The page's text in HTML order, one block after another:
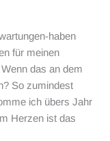
haben
für meinen
das an dem
So zumindest
ich übers Jahr
Herzen ist das